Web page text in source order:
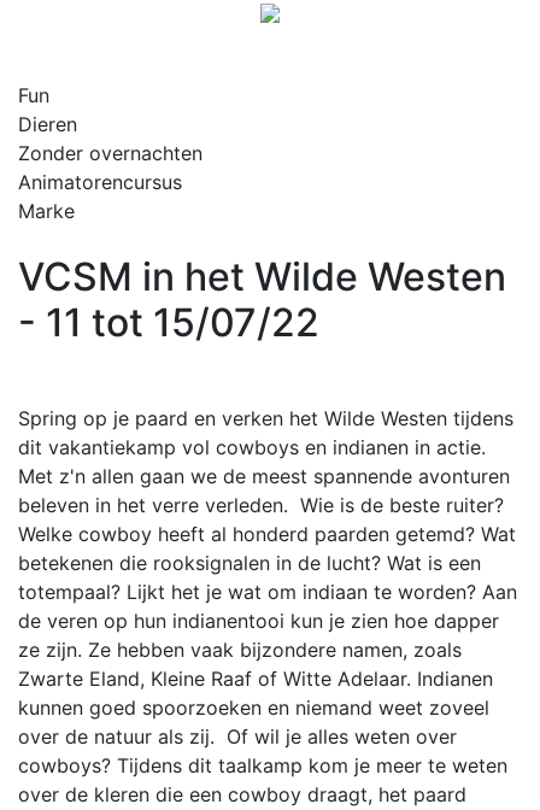
Fun
Dieren
Zonder overnachten
Animatorencursus
Marke
VCSM in het Wilde Westen
- 11 tot 15/07/22
Spring op je paard en verken het Wilde Westen tijdens
dit vakantiekamp vol cowboys en indianen in actie.
Met z'n allen gaan we de meest spannende avonturen
beleven in het verre verleden. Wie is de beste ruiter?
Welke cowboy heeft al honderd paarden getemd? Wat
betekenen die rooksignalen in de lucht? Wat is een
totempaal? Lijkt het je wat om indiaan te worden? Aan
de veren op hun indianentooi kun je zien hoe dapper
ze zijn. Ze hebben vaak bijzondere namen, zoals
Zwarte Eland, Kleine Raaf of Witte Adelaar. Indianen
kunnen goed spoorzoeken en niemand weet zoveel
over de natuur als zij. Of wil je alles weten over
cowboys? Tijdens dit taalkamp kom je meer te weten
over de kleren die een cowboy draagt, het paard